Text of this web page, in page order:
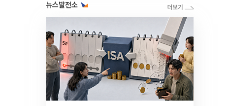
뉴스발전소